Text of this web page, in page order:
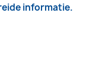
informatie.